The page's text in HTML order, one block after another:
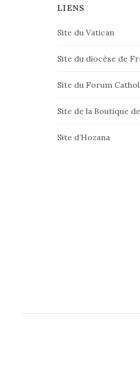
LIENS
Site du Vatican
Site du diocèse de
Site du Forum
Site de la Boutique
Site d’Hozana